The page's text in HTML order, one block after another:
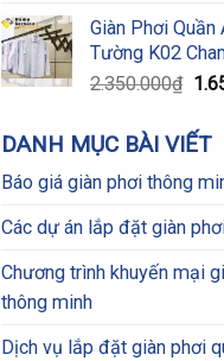
Giàn Phơi Quần
Tường K02
2.350.000₫
was:
DANH MỤC BÀI VIẾT
Báo giá giàn phơi thông
Các dự án lắp đặt giàn
Chương trình khuyến mại
thông minh
Dịch vụ lắp đặt giàn phơi